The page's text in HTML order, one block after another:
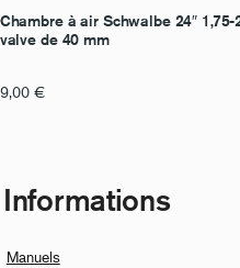
Chambre à air Schwalbe 24″
valve de 40 mm
9,00 €
Informations
Manuels